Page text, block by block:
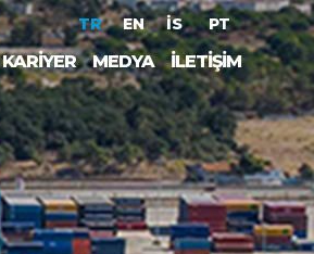
TR EN İS PT
KARİYER MEDYA İLETİŞİM